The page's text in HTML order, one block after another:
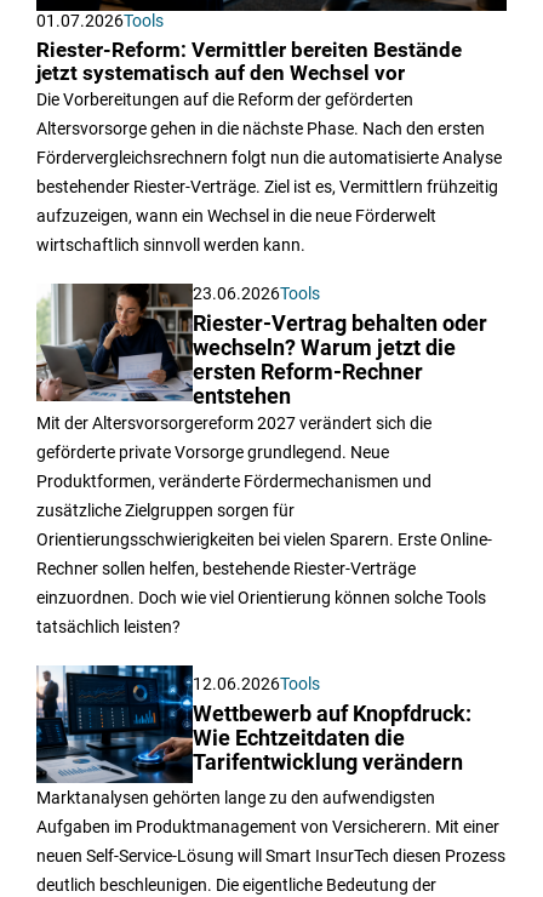
01.07.2026Tools
Riester-Reform: Vermittler bereiten Bestände
jetzt systematisch auf den Wechsel vor
Die Vorbereitungen auf die Reform der geförderten
Altersvorsorge gehen in die nächste Phase. Nach den ersten
Fördervergleichsrechnern folgt nun die automatisierte Analyse
bestehender Riester-Verträge. Ziel ist es, Vermittlern frühzeitig
aufzuzeigen, wann ein Wechsel in die neue Förderwelt
wirtschaftlich sinnvoll werden kann.
23.06.2026Tools
Riester-Vertrag behalten oder
wechseln? Warum jetzt die
ersten Reform-Rechner
entstehen
Mit der Altersvorsorgereform 2027 verändert sich die
geförderte private Vorsorge grundlegend. Neue
Produktformen, veränderte Fördermechanismen und
zusätzliche Zielgruppen sorgen für
Orientierungsschwierigkeiten bei vielen Sparern. Erste Online-
Rechner sollen helfen, bestehende Riester-Verträge
einzuordnen. Doch wie viel Orientierung können solche Tools
tatsächlich leisten?
12.06.2026Tools
Wettbewerb auf Knopfdruck:
Wie Echtzeitdaten die
Tarifentwicklung verändern
Marktanalysen gehörten lange zu den aufwendigsten
Aufgaben im Produktmanagement von Versicherern. Mit einer
neuen Self-Service-Lösung will Smart InsurTech diesen Prozess
deutlich beschleunigen. Die eigentliche Bedeutung der